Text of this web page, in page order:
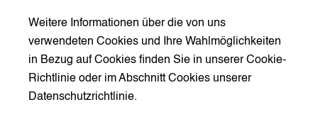
Weitere Informationen über die von uns
verwendeten Cookies und Ihre Wahlmöglichkeiten
in Bezug auf Cookies finden Sie in unserer Cookie-
Richtlinie oder im Abschnitt Cookies unserer
Datenschutzrichtlinie.